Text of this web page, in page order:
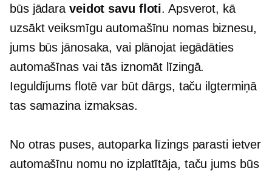
būs jādara veidot savu floti. Apsverot, kā
uzsākt veiksmīgu automašīnu nomas biznesu,
jums būs jānosaka, vai plānojat iegādāties
automašīnas vai tās iznomāt līzingā.
Ieguldījums flotē var būt dārgs, taču ilgtermiņā
tas samazina izmaksas.
No otras puses, autoparka līzings parasti ietver
automašīnu nomu no izplatītāja, taču jums būs